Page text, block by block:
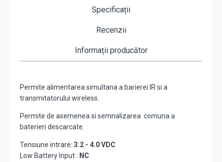
Specificații
Recenzii
Informații producător
Permite alimentarea simultana a barierei IR si a
transmitatorului wireless.
Permite de asemenea si semnalizarea comuna a
baterieri descarcate.
Tensiune intrare: 3.2 - 4.0 VDC
Low Battery Input : NC